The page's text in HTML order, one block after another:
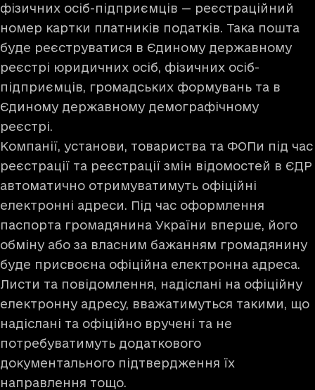
фізичних осіб-підприємців — реєстраційний
номер картки платників податків. Така пошта
буде реєструватися в Єдиному державному
реєстрі юридичних осіб, фізичних осіб-
підприємців, громадських формувань та в
Єдиному державному демографічному
реєстрі.
Компанії, установи, товариства та ФОПи під час
реєстрації та реєстрації змін відомостей в ЄДР
автоматично отримуватимуть офіційні
електронні адреси. Під час оформлення
паспорта громадянина України вперше, його
обміну або за власним бажанням громадянину
буде присвоєна офіційна електронна адреса.
Листи та повідомлення, надіслані на офіційну
електронну адресу, вважатимуться такими, що
надіслані та офіційно вручені та не
потребуватимуть додаткового
документального підтвердження їх
направлення тощо.